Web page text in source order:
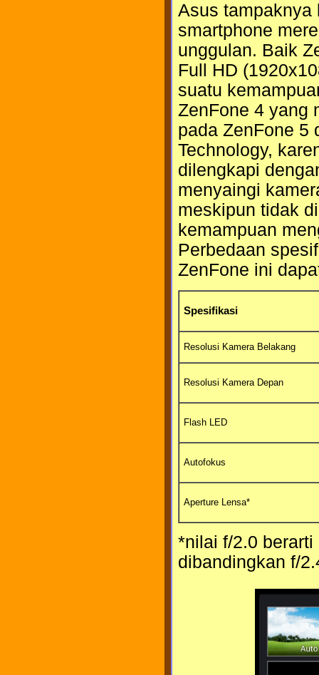
Asus tampaknya
smartphone
unggulan. Baik
Full HD
suatu
ZenFone 4 yang
pada ZenFone 5
Technology,
dilengkapi
menyaingi
meskipun tidak
kemampuan
Perbedaan
ZenFone ini
Spesifikasi
Resolusi Kamera Belakang
Resolusi Kamera Depan
Flash LED
Autofokus
Aperture Lensa*
*nilai f/2.0
dibandingkan f/